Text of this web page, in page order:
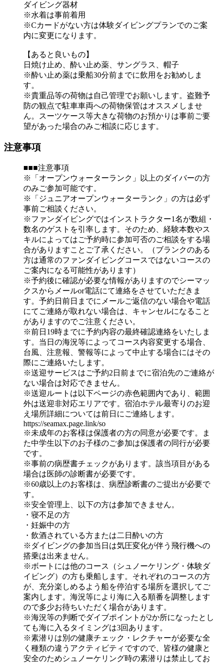
ダイビング器材
※水着は事前着用
※Cカードがない方は体験ダイビングプランでのご案
内に変更になります。
【あると良いもの】
日焼け止め、酔い止め薬、サングラス、帽子
※酔い止め薬は乗船30分前までに飲用をお勧めしま
す。
※貴重品等の荷物は自己管理でお願いします。盗難予
防の観点で駐車車両への荷物保管はオススメしませ
ん。スーツケース等大きな荷物のお預かりは事前ご要
望があった場合のみご相談に応じます。
注意事項
■■■注意事項
※「オープンウォーターランク」以上のダイバーの方
のみご参加可能です。
※「ジュニアオープンウォーターランク」の方は必ず
事前ご相談ください。
※ファンダイビングではインストラクター1名が数組・
数名のゲストを引率します。そのため、経験本数やス
キルによってはご予約時に参加可否のご相談をする場
合がありますことご了承ください。（ブランクのある
方は通常のファンダイビングコースではないコースの
ご案内になる可能性があります）
※予約後に確認が必要な情報がありますのでシーマッ
クスからメールor電話にて連絡をさせていただきま
す。予約日前日までにメールご返信のない場合や電話
にてご連絡が取れない場合は、キャンセルになること
がありますのでご注意ください。
※前日19時までに予約内容の最終確認連絡をいたしま
す。当日の海況等によってコース内容変更する場合、
台風、注意報、警報等によって中止する場合にはその
際にご連絡いたします。
※送迎サービスはご予約2日前までに宿泊先のご連絡が
ない場合は対応できません。
※送迎ルートは以下ページの赤色範囲内であり、範囲
外は送迎非対応エリアです。宿泊ホテル最寄りのお迎
え場所詳細については前日にご連絡します。
https://seamax.page.link/so
※未成年のお客様は保護者の方の同意が必要です。ま
た中学生以下のお子様のご参加は保護者の同行が必要
です。
※事前の病歴書チェックがあります。該当項目がある
場合は医師の診断書が必要です。
※60歳以上のお客様は、病歴診断書のご提出が必要で
す。
※安全管理上、以下の方は参加できません。
・寝不足の方
・妊娠中の方
・飲酒されている方または二日酔いの方
※ダイビングの参加当日は気圧変化が伴う飛行機への
搭乗は出来ません。
※ボートには他のコース（シュノーケリング・体験ダ
イビング）の方も乗船します。それぞれのコースの方
が、充分楽しめるよう船を停泊する場所を選択してご
案内します。海況等により海に入る順番を調整します
ので多少お待ちいただく場合があります。
※海況等の判断でダイブポイントが2か所になったとし
ても海に入るタイミングは3回あります。
※素潜りは別の健康チェック・レクチャーが必要な全
く種類の違うアクティビティですので、皆様の健康と
安全のためシュノーケリング時の素潜りは禁止してお